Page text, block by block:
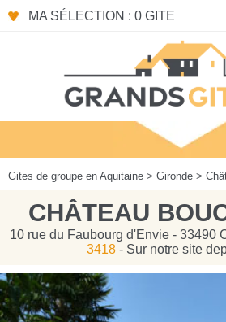
MA SÉLECTION : 0 GITE
Gites de groupe en Aquitaine > Gironde >
CHÂTEAU
10 rue du Faubourg d'Envie - 33490
3418- Sur notre site
Panneau de gestion des cookies